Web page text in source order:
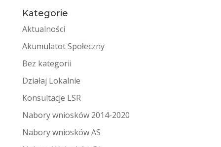
Kategorie
Aktualności
Akumulatot Społeczny
Bez kategorii
Działaj Lokalnie
Konsultacje LSR
Nabory wniosków 2014-2020
Nabory wniosków AS